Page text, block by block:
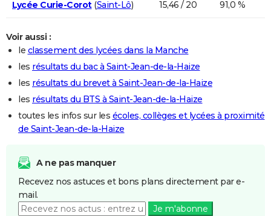
Lycée Curie-Corot(Saint-Lô) 15,46 / 20 91,0 %
Voir aussi :
le classement des lycées dans la Manche
les résultats du bac à Saint-Jean-de-la-Haize
les résultats du brevet à Saint-Jean-de-la-Haize
les résultats du BTS à Saint-Jean-de-la-Haize
toutes les infos sur les écoles, collèges et lycées à proximité
de Saint-Jean-de-la-Haize
A ne pas manquer
Recevez nos astuces et bons plans directement par e-
mail.
Je m'abonne